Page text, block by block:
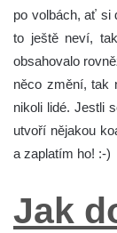
po volbách, ať si
to ještě neví,
obsahovalo
něco změní, tak
nikoli lidé. Jestli
utvoří nějakou
a zaplatím ho! :-)
Jak